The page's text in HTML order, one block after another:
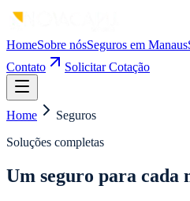
HomeSobre nósSeguros em Manaus
Contato
Solicitar Cotação
Home
Seguros
Soluções completas
Um seguro para cada